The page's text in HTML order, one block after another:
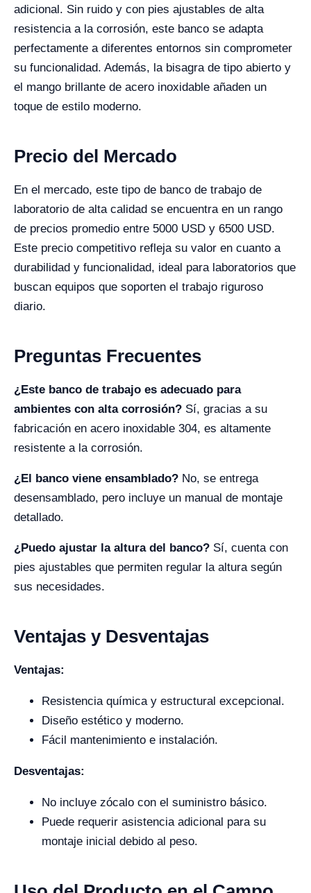
adicional. Sin ruido y con pies ajustables de alta
resistencia a la corrosión, este banco se adapta
perfectamente a diferentes entornos sin comprometer
su funcionalidad. Además, la bisagra de tipo abierto y
el mango brillante de acero inoxidable añaden un
toque de estilo moderno.
Precio del Mercado
En el mercado, este tipo de banco de trabajo de
laboratorio de alta calidad se encuentra en un rango
de precios promedio entre 5000 USD y 6500 USD.
Este precio competitivo refleja su valor en cuanto a
durabilidad y funcionalidad, ideal para laboratorios que
buscan equipos que soporten el trabajo riguroso
diario.
Preguntas Frecuentes
¿Este banco de trabajo es adecuado para
ambientes con alta corrosión? Sí, gracias a su
fabricación en acero inoxidable 304, es altamente
resistente a la corrosión.
¿El banco viene ensamblado? No, se entrega
desensamblado, pero incluye un manual de montaje
detallado.
¿Puedo ajustar la altura del banco? Sí, cuenta con
pies ajustables que permiten regular la altura según
sus necesidades.
Ventajas y Desventajas
Ventajas:
Resistencia química y estructural excepcional.
Diseño estético y moderno.
Fácil mantenimiento e instalación.
Desventajas:
No incluye zócalo con el suministro básico.
Puede requerir asistencia adicional para su
montaje inicial debido al peso.